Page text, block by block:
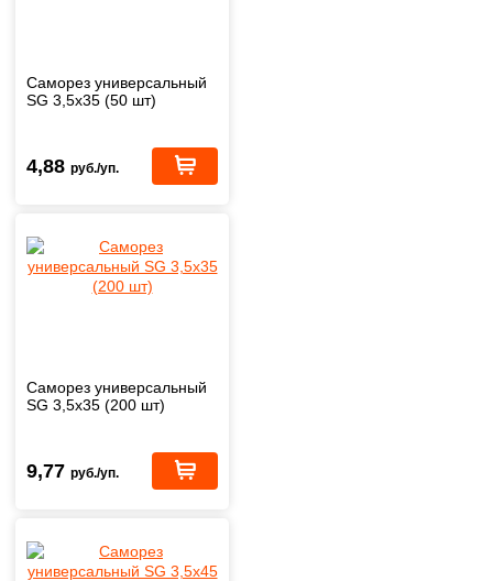
Саморез универсальный
SG 3,5х35 (50 шт)
4,88 руб./уп.
Саморез универсальный
SG 3,5х35 (200 шт)
9,77 руб./уп.